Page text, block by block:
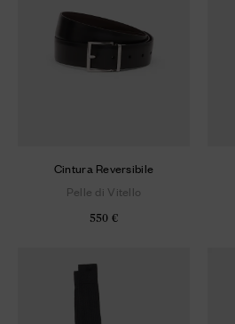
Cintura Reversibile
Pelle di Vitello
550 €